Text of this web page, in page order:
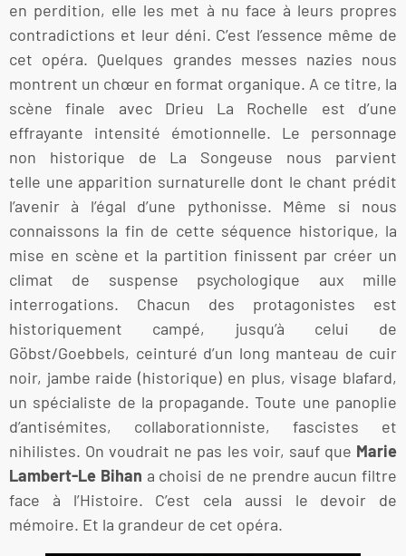
en perdition, elle les met à nu face à leurs propres
contradictions et leur déni. C’est l’essence même de
cet opéra. Quelques grandes messes nazies nous
montrent un chœur en format organique. A ce titre, la
scène finale avec Drieu La Rochelle est d’une
effrayante intensité émotionnelle. Le personnage
non historique de La Songeuse nous parvient
telle une apparition surnaturelle dont le chant prédit
l’avenir à l’égal d’une pythonisse. Même si nous
connaissons la fin de cette séquence historique, la
mise en scène et la partition finissent par créer un
climat de suspense psychologique aux mille
interrogations. Chacun des protagonistes est
historiquement campé, jusqu’à celui de
Göbst/Goebbels, ceinturé d’un long manteau de cuir
noir, jambe raide (historique) en plus, visage blafard,
un spécialiste de la propagande. Toute une panoplie
d’antisémites, collaborationniste, fascistes et
nihilistes. On voudrait ne pas les voir, sauf que Marie
Lambert-Le Bihan a choisi de ne prendre aucun filtre
face à l’Histoire. C’est cela aussi le devoir de
mémoire. Et la grandeur de cet opéra.